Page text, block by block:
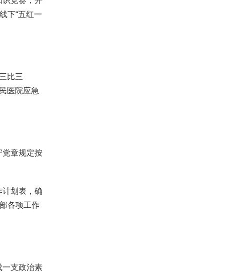
下“五红一
比三
医院应急
章规定按
划表，确
各项工作
支政治素